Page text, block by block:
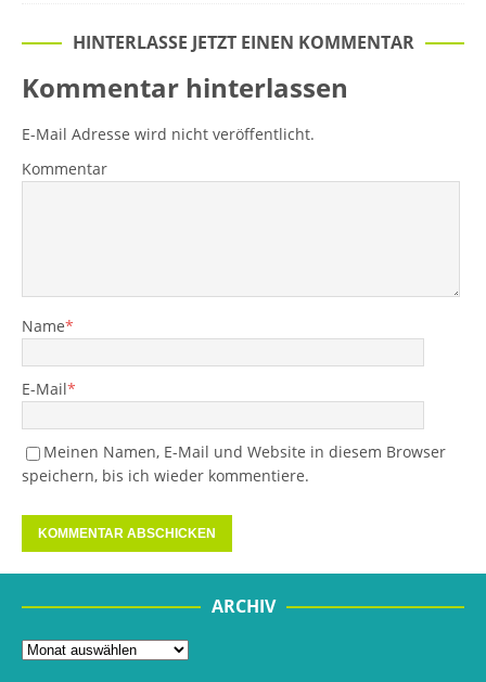
HINTERLASSE JETZT EINEN KOMMENTAR
Kommentar hinterlassen
E-Mail Adresse wird nicht veröffentlicht.
Kommentar
Name*
E-Mail*
Meinen Namen, E-Mail und Website in diesem Browser
speichern, bis ich wieder kommentiere.
ARCHIV